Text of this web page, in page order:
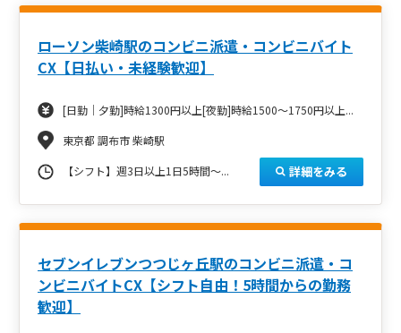
ローソン柴崎駅のコンビニ派遣・コンビニバイト
CX【日払い・未経験歓迎】
[日勤｜夕勤]時給1300円以上[夜勤]時給1500～1750円以上...
東京都 調布市 柴崎駅
【シフト】週3日以上1日5時間～... 詳細をみる
セブンイレブンつつじヶ丘駅のコンビニ派遣・コ
ンビニバイトCX【シフト自由！5時間からの勤務
歓迎】